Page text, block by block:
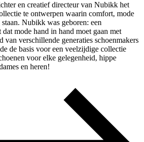
en creatief directeur van Nubikk het
te ontwerpen waarin comfort, mode
Nubikk was geboren: een
mode hand in hand moet gaan met
van verschillende generaties schoenmakers
de basis voor een veelzijdige collectie
voor elke gelegenheid, hippe
en heren!